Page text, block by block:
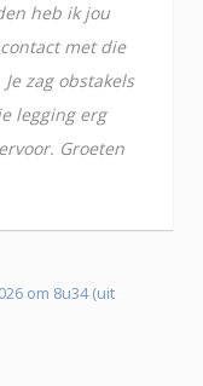
heb ik jou
met die
zag obstakels
legging erg
Groeten
om 8u34 (uit